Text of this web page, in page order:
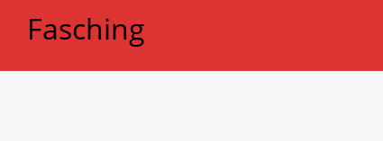
Fasching